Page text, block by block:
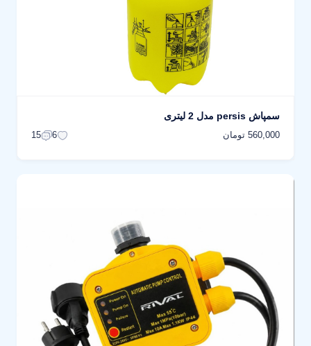
سمپاش persis مدل 2 لیتری
560,000 تومان 6
15